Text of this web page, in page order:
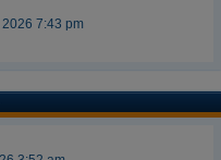
7:43 pm